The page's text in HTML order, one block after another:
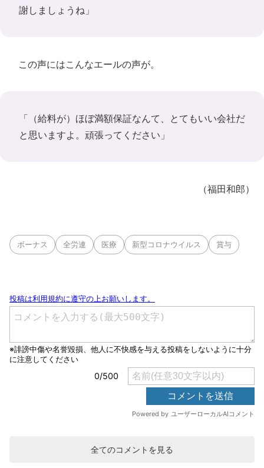
謝しましょうね」
この声にはこんなエールの声が。
「（給料が）ほぼ満額保証なんて、とてもいい会社だ
と思いますよ。頑張ってください」
（福田和郎）
ボーナス 全労連 医療 新型コロナウイルス 賞与
全てのコメントを見る